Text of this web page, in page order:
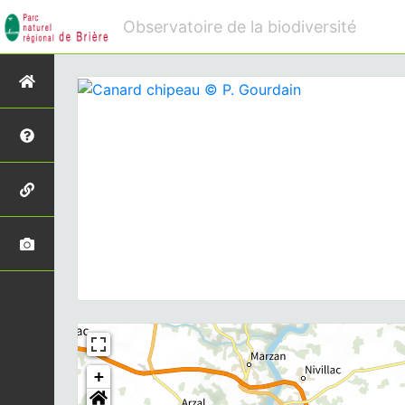
Observatoire de la biodiversité
+